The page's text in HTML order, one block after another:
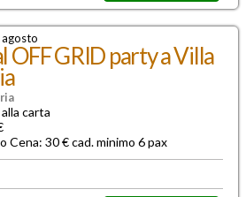
OFF GRID party a Villa
carta
Cena: 30 € cad. minimo 6 pax